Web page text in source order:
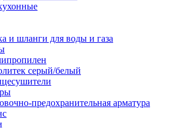
и шланги для воды и газа
серый/белый
предохранительная арматура